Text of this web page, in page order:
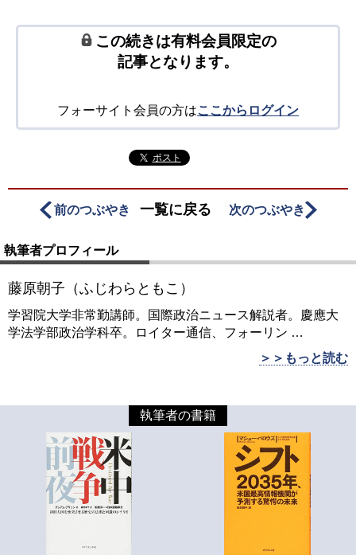
この続きは有料会員限定の
記事となります。
フォーサイト会員の方はここからログイン
ポスト
前のつぶやき 一覧に戻る 次のつぶやき
執筆者プロフィール
藤原朝子（ふじわらともこ）
学習院大学非常勤講師。国際政治ニュース解説者。慶應大
学法学部政治学科卒。ロイター通信、フォーリン …
＞＞もっと読む
執筆者の書籍